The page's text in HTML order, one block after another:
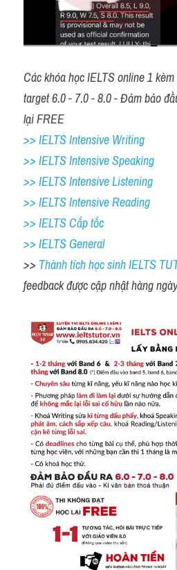
Các khóa học IELTS online 1
target 6.0 - 7.0 - 8.0 - Đảm bảo
lại FREE
>> IELTS Intensive Writing
>> IELTS Intensive Speaking
>> IELTS Intensive Listening
>> IELTS Intensive Reading
>> IELTS Cấp tốc
>> IELTS General
>> Thành tích học sinh IELTS
feedback được cập nhật hàng